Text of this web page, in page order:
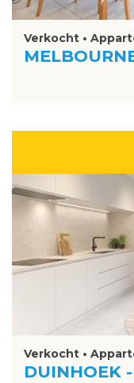
Verkocht •
Verkocht •
DUINHOEK